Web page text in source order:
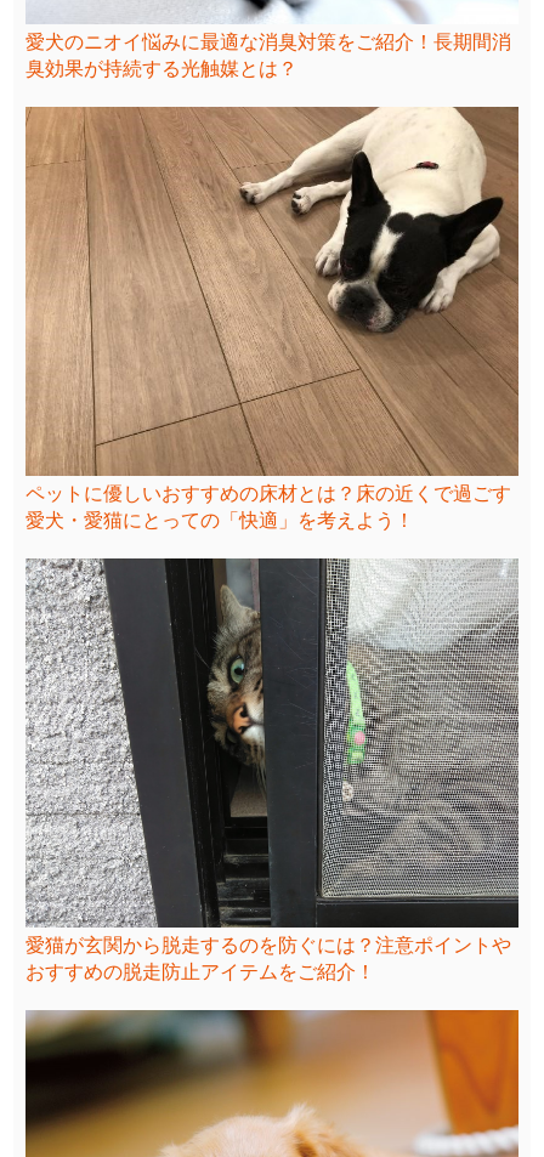
愛犬のニオイ悩みに最適な消臭対策をご紹介！長期間消
臭効果が持続する光触媒とは？
ペットに優しいおすすめの床材とは？床の近くで過ごす
愛犬・愛猫にとっての「快適」を考えよう！
愛猫が玄関から脱走するのを防ぐには？注意ポイントや
おすすめの脱走防止アイテムをご紹介！